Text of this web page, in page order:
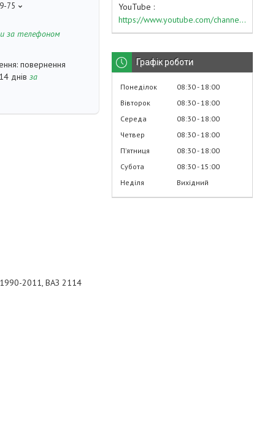
75
за телефоном
повернення
днів за
2011, ВАЗ 2114
YouTube
https://www.youtube.com/channel/UC574nvqqf5H_LzT4Va_GpQg?view_as=subscriber
Графік роботи
Понеділок 08:30 18:00
Вівторок
08:30 18:00
Середа
08:30 18:00
Четвер
08:30 18:00
Пʼятниця
08:30 18:00
Субота
08:30 15:00
Неділя
Вихідний